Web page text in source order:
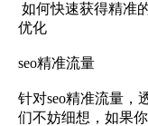
如何快速获得精准
优化
seo精准流量
针对seo精准流量，
们不妨细想，如果